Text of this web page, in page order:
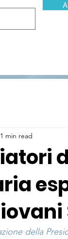
ETS
1 min read
della